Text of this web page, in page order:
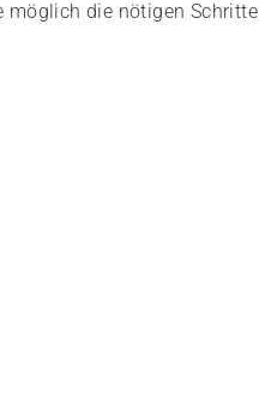
die nötigen Schritte